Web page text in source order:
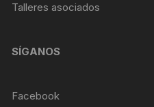
Talleres asociados
SÍGANOS
Facebook